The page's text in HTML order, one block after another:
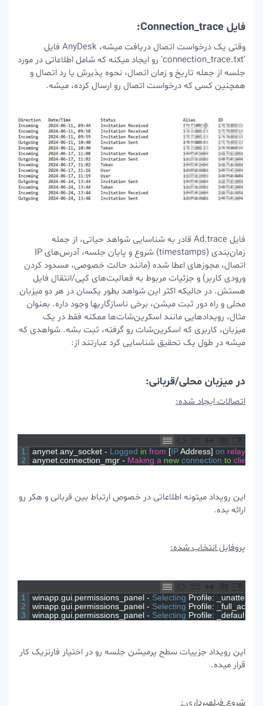
فایل Connection_trace:
وقتی یک درخواست اتصال دریافت میشه، AnyDesk فایل
‘connection_trace.txt’ رو ایجاد میکنه که شامل اطلاعاتی در مورد
جلسه از جمله تاریخ و زمان اتصال، نحوه پذیرش یا رد اتصال و
همچنین کسی که درخواست اتصال رو ارسال کرده، میشه.
فایل Ad.trace قادر به شناسایی شواهد حیاتی، از جمله
زمان‌بندی (timestamps) شروع و پایان جلسه، آدرس‌های IP
اتصال، مجوزهای اعطا شده (مانند حالت خصوصی، مسدود کردن
ورودی کاربر) و جزئیات مربوط به فعالیت‌های کپی/انتقال فایل
هستش. در حالیکه اکثر این شواهد بطور یکسان در هر دو میزبان
محلی و راه دور ثبت میشن، برخی ناسازگاریها وجود داره. بعنوان
مثال، رویدادهایی مانند اسکرین‌شات‌ها ممکنه فقط در یک
میزبان، کاربری که اسکرین‌شات رو گرفته، ثبت بشه. شواهدی که
میشه در طول یک تحقیق شناسایی کرد عبارتند از:
در میزبان محلی/قربانی:
اتصالات ایجاد شده:
1
2
anynet any_socket - Logged in from [IP Address] on
anynet.connection_mgr - Making a new connection to
این رویداد میتونه اطلاعاتی در خصوص ارتباط بین قربانی و هکر رو
ارائه بده.
پروفایل انتخاب شده:
1
2
3
winapp.gui.permissions_panel - Selecting Profile:
winapp.gui.permissions_panel - Selecting Profile:
winapp.gui.permissions_panel - Selecting Profile:
این رویداد جزییات سطح پرمیشن جلسه رو در اختیار فارنزیک کار
قرار میده.
شروع فیلمبرداری :